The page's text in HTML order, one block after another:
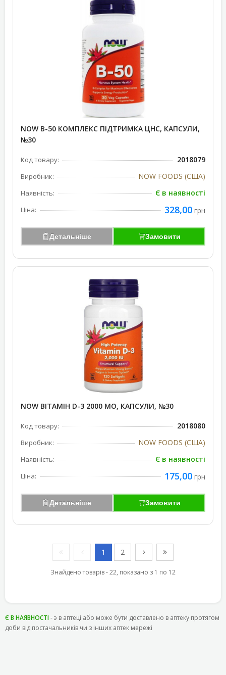
NOW В-50 КОМПЛЕКС ПІДТРИМКА ЦНС, КАПСУЛИ,
№30
Код товару: 2018079
Виробник: NOW FOODS (США)
Наявність: Є в наявності
Ціна: 328,00 грн
Детальніше Замовити
NOW ВІТАМІН D-3 2000 МО, КАПСУЛИ, №30
Код товару: 2018080
Виробник: NOW FOODS (США)
Наявність: Є в наявності
Ціна: 175,00 грн
Детальніше Замовити
1 2
Знайдено товарів - 22, показано з 1 по 12
Є В НАЯВНОСТІ- э в аптеці або може бути доставлено в аптеку протягом
доби від постачальників чи з інших аптек мережі